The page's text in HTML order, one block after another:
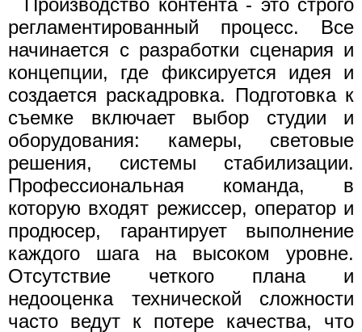
Производство контента - это строго
регламентированный процесс. Все
начинается с разработки сценария и
концепции, где фиксируется идея и
создается раскадровка. Подготовка к
съемке включает выбор студии и
оборудования: камеры, световые
решения, системы стабилизации.
Профессиональная команда, в
которую входят режиссер, оператор и
продюсер, гарантирует выполнение
каждого шага на высоком уровне.
Отсутствие четкого плана и
недооценка технической сложности
часто ведут к потере качества, что